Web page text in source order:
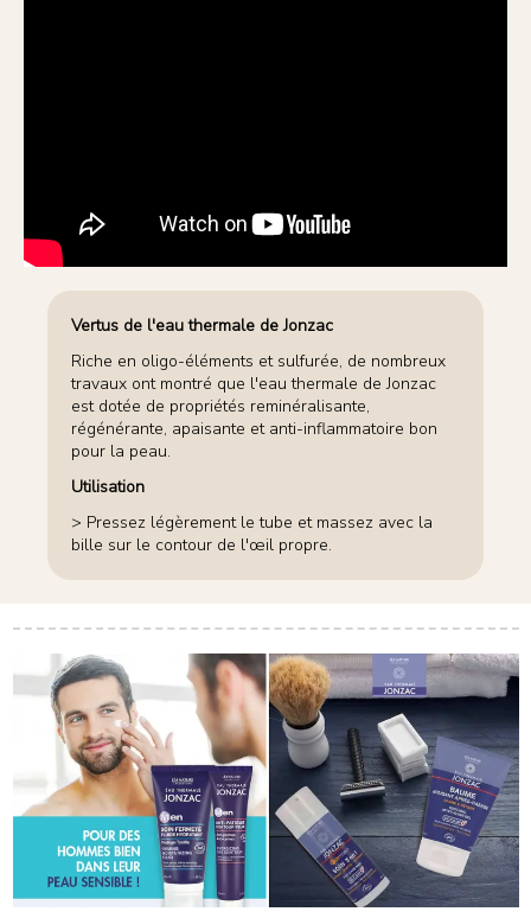
Vertus de l'eau thermale de Jonzac
Riche en oligo-éléments et sulfurée, de nombreux
travaux ont montré que l'eau thermale de Jonzac
est dotée de propriétés reminéralisante,
régénérante, apaisante et anti-inflammatoire bon
pour la peau.
Utilisation
> Pressez légèrement le tube et massez avec la
bille sur le contour de l'œil propre.